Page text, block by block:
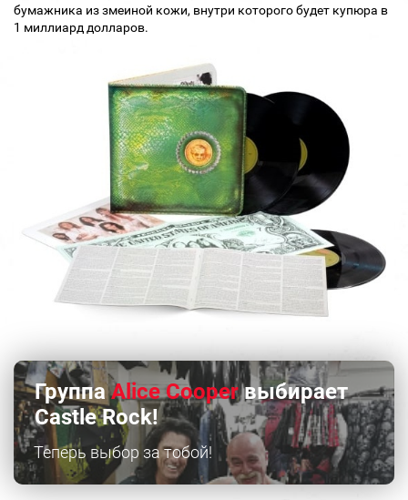
бумажника из змеиной кожи, внутри которого будет купюра в
1 миллиард долларов.
ГруппаAlice Cooperвыбирает
Castle Rock!
Теперь выбор за тобой!